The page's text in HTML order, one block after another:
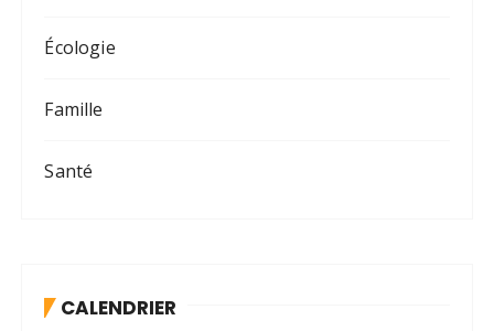
Écologie
Famille
Santé
CALENDRIER